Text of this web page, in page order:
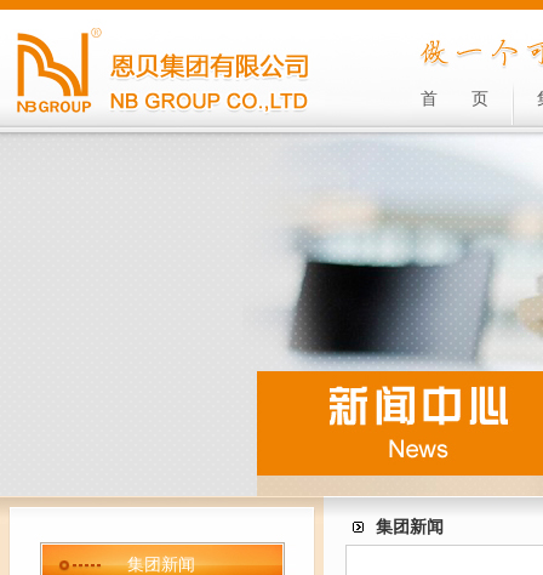
首 页
集团新闻
集团新闻